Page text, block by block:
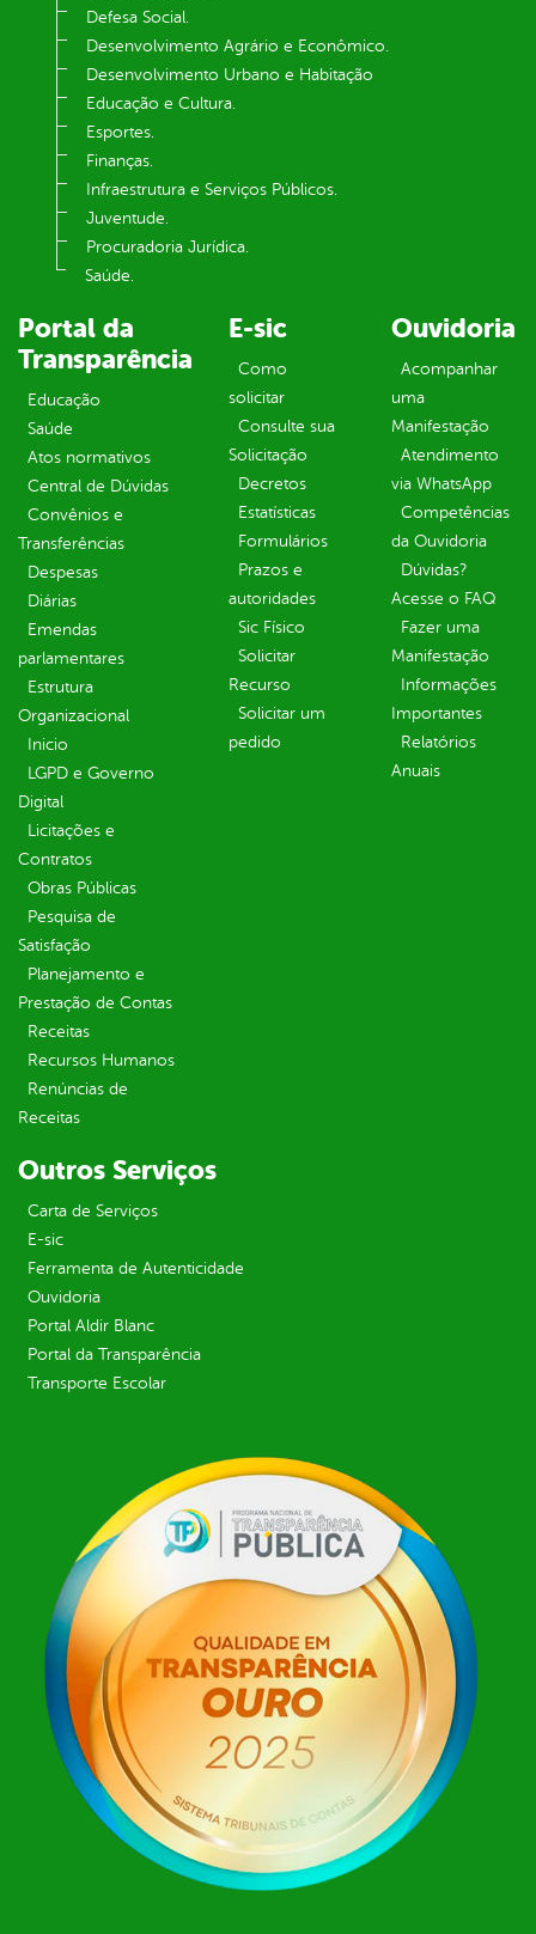
Defesa Social.
Desenvolvimento Agrário e Econômico.
Desenvolvimento Urbano e Habitação
Educação e Cultura.
Esportes.
Finanças.
Infraestrutura e Serviços Públicos.
Juventude.
Procuradoria Jurídica.
Saúde.
Portal da
Transparência
Educação
Saúde
Atos normativos
Central de Dúvidas
Convênios e
Transferências
Despesas
Diárias
Emendas
parlamentares
Estrutura
Organizacional
Inicio
LGPD e Governo
Digital
Licitações e
Contratos
Obras Públicas
Pesquisa de
Satisfação
Planejamento e
Prestação de Contas
Receitas
Recursos Humanos
Renúncias de
Receitas
E-sic
Como
solicitar
Consulte sua
Solicitação
Decretos
Estatísticas
Formulários
Prazos e
autoridades
Sic Físico
Solicitar
Recurso
Solicitar um
pedido
Ouvidoria
Acompanhar
uma
Manifestação
Atendimento
via WhatsApp
Competências
da Ouvidoria
Dúvidas?
Acesse o FAQ
Fazer uma
Manifestação
Informações
Importantes
Relatórios
Anuais
Outros Serviços
Carta de Serviços
E-sic
Ferramenta de Autenticidade
Ouvidoria
Portal Aldir Blanc
Portal da Transparência
Transporte Escolar